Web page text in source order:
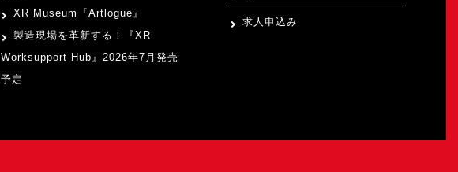
XR Museum『Artlogue』
製造現場を革新する！『XR
Worksupport Hub』2026年7月発売
予定
求人申込み